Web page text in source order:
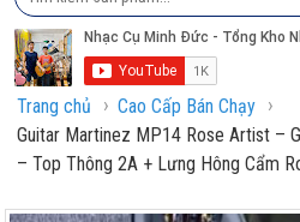
Trang chủ › Cao Cấp Bán Chạy ›
Guitar Martinez MP14 Rose Artist –
– Top Thông 2A + Lưng Hông Cẩm